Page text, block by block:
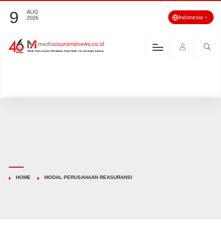
9
AUG
2026
Indonesia
HOME MODAL PERUSAHAAN REASURANSI